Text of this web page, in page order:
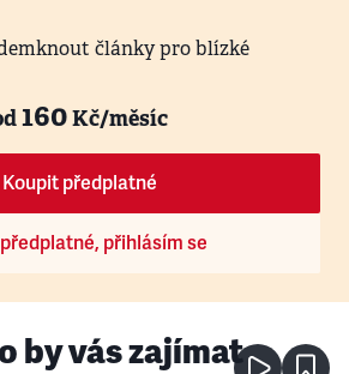
články pro blízké
160Kč/měsíc
Koupit předplatné
přihlásím se
by vás zajímat